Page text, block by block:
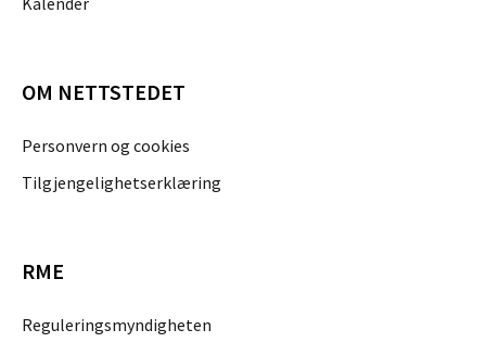
OM NETTSTEDET
Personvern og cookies
Tilgjengelighetserklæring
RME
Reguleringsmyndigheten